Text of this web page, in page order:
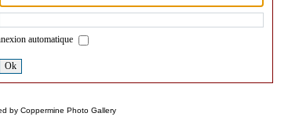
automatique
Ok
by Coppermine Photo Gallery